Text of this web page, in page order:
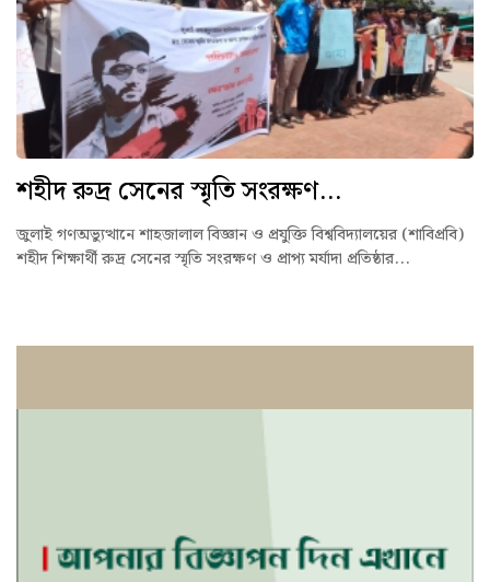
শহীদ রুদ্র সেনের স্মৃতি সংরক্ষণ...
জুলাই গণঅভ্যুত্থানে শাহজালাল বিজ্ঞান ও প্রযুক্তি বিশ্ববিদ্যালয়ের (শাবিপ্রবি)
শহীদ শিক্ষার্থী রুদ্র সেনের স্মৃতি সংরক্ষণ ও প্রাপ্য মর্যাদা প্রতিষ্ঠার...